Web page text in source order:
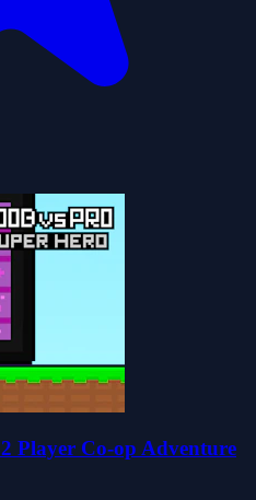
Player Co-op Adventure